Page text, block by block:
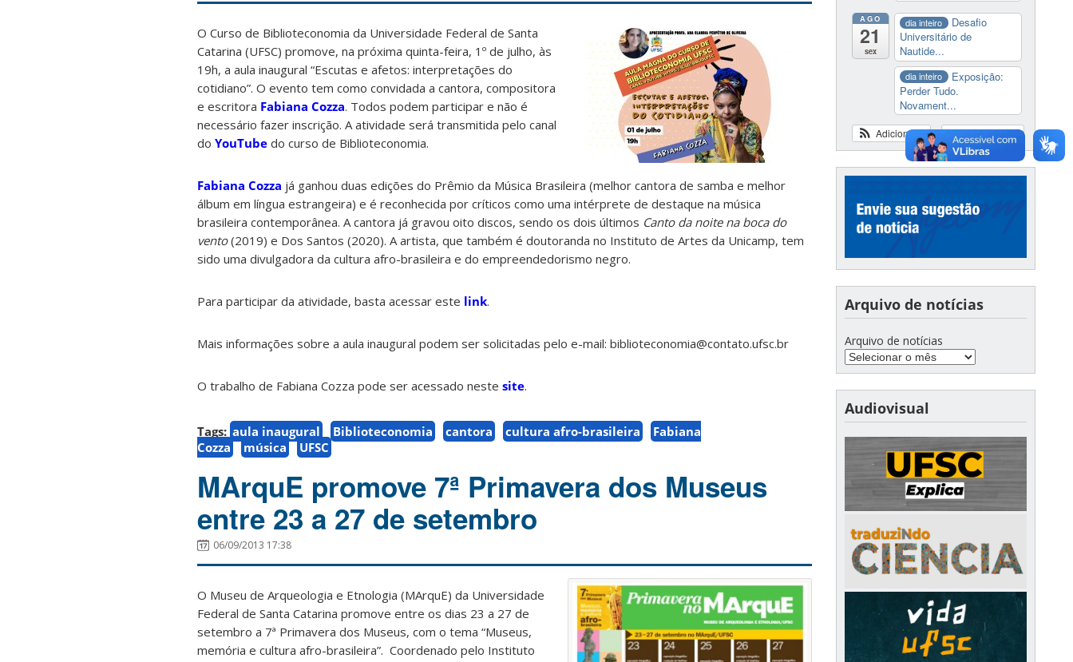
O Curso de Biblioteconomia da Universidade Federal de Santa
Catarina (UFSC) promove, na próxima quinta-feira, 1º de julho, às
19h, a aula inaugural “Escutas e afetos: interpretações do
cotidiano”. O evento tem como convidada a cantora, compositora
e escritora Fabiana Cozza. Todos podem participar e não é
necessário fazer inscrição. A atividade será transmitida pelo canal
do YouTube do curso de Biblioteconomia.
Fabiana Cozza já ganhou duas edições do Prêmio da Música Brasileira (melhor cantora de samba e melhor
álbum em língua estrangeira) e é reconhecida por críticos como uma intérprete de destaque na música
brasileira contemporânea. A cantora já gravou oito discos, sendo os dois últimos Canto da noite na boca do
vento(2019) e Dos Santos (2020). A artista, que também é doutoranda no Instituto de Artes da Unicamp, tem
sido uma divulgadora da cultura afro-brasileira e do empreendedorismo negro.
Para participar da atividade, basta acessar este link.
Mais informações sobre a aula inaugural podem ser solicitadas pelo e-mail: biblioteconomia@contato.ufsc.br
O trabalho de Fabiana Cozza pode ser acessado neste site.
Tags: aula inaugural Biblioteconomia cantora cultura afro-brasileira
Fabiana
Cozza
música UFSC
MArquE promove 7ª Primavera dos Museus
entre 23 a 27 de setembro
06/09/2013 17:38
O Museu de Arqueologia e Etnologia (MArquE) da Universidade
Federal de Santa Catarina promove entre os dias 23 a 27 de
setembro a 7ª Primavera dos Museus, com o tema “Museus,
memória e cultura afro-brasileira”. Coordenado pelo Instituto
AGO
21
sex
dia inteiro
Desafio
Universitário de
Nautide...
dia inteiro
Exposição:
Perder Tudo.
Novament...
Ver calendário
Adicionar
Arquivo de notícias
Arquivo de notícias
Audiovisual